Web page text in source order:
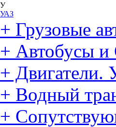
У
УАЗ
+ Грузовые
+ Автобусы и
+ Двигатели.
+ Водный
+